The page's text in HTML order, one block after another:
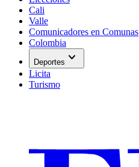
Cali
Valle
Comunicadores en Comunas
Colombia
Deportes expand_more
Licita
Turismo